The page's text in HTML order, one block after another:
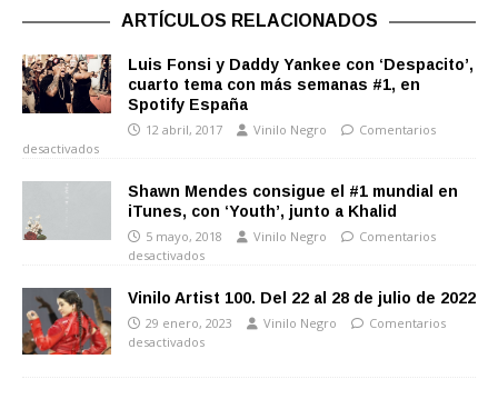
ARTÍCULOS RELACIONADOS
Luis Fonsi y Daddy Yankee con ‘Despacito’,
cuarto tema con más semanas #1, en
Spotify España
12 abril, 2017 Vinilo Negro
Comentarios
desactivados
Shawn Mendes consigue el #1 mundial en
iTunes, con ‘Youth’, junto a Khalid
5 mayo, 2018 Vinilo Negro
Comentarios
desactivados
Vinilo Artist 100. Del 22 al 28 de julio de 2022
29 enero, 2023 Vinilo Negro
Comentarios
desactivados